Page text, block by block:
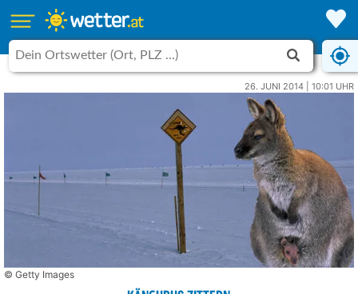
26. JUNI 2014 | 10:01 UHR
© Getty Images